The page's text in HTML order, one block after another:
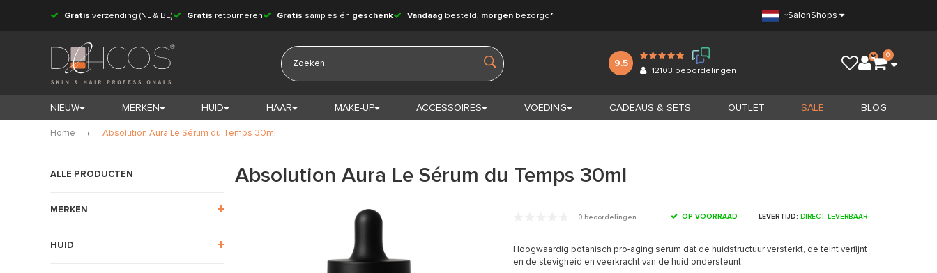
Gratis verzending (NL & BE) Gratis retourneren Gratis samples én geschenk Vandaag besteld, morgen bezorgd* SalonShops
9.5
12103 beoordelingen
0
NIEUW MERKEN HUID HAAR MAKE-UP ACCESSOIRES VOEDING CADEAUS & SETS OUTLET SALE BLOG
Home Absolution Aura Le Sérum du Temps 30ml
ALLE PRODUCTEN
MERKEN
HUID
Absolution Aura Le Sérum du Temps 30ml
0 beoordelingen OP VOORRAAD LEVERTIJD: DIRECT LEVERBAAR
Hoogwaardig botanisch pro-aging serum dat de huidstructuur versterkt, de teint verfijnt
en de stevigheid en veerkracht van de huid ondersteunt.